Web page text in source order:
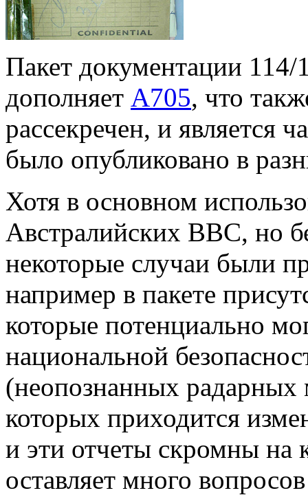
Пакет документации
дополняет A705, что
рассекречен, и является
было опубликовано в
Хотя в основном
Австралийских ВВС, но
некоторые случаи были
например в пакете
которые потенциально
национальной
(неопознанных радарных
которых приходится
и эти отчеты скромны на
оставляет много